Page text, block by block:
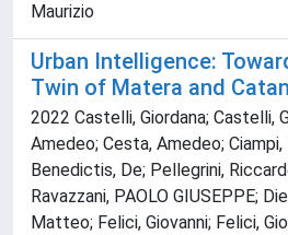
Maurizio
Urban Intelligence:
Twin of Matera and
2022 Castelli, Giordana; Castelli,
Amedeo; Cesta, Amedeo; Ciampi,
Benedictis, De; Pellegrini,
Ravazzani, PAOLO GIUSEPPE;
Matteo; Felici, Giovanni; Felici,